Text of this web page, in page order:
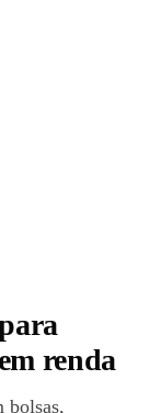
renda
bolsas,